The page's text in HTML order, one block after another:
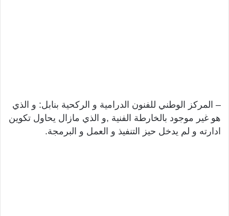
– المركز الوطني للفنون الدرامية و الركحية بنابل: و الذي
هو غير موجود بالخارطة الفنية ,و الذي مازال يحاول تكوين
ادارته و لم يدخل حيز التنفيذ و العمل و البرمجة.